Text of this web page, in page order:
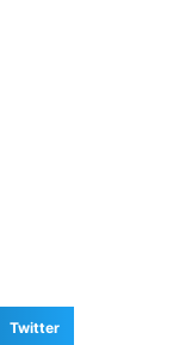
Twitter